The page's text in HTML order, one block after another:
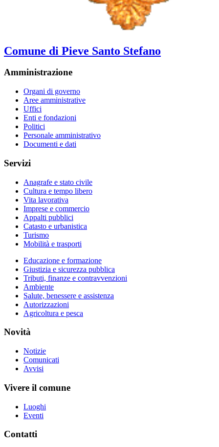
Comune di Pieve Santo Stefano
Amministrazione
Organi di governo
Aree amministrative
Uffici
Enti e fondazioni
Politici
Personale amministrativo
Documenti e dati
Servizi
Anagrafe e stato civile
Cultura e tempo libero
Vita lavorativa
Imprese e commercio
Appalti pubblici
Catasto e urbanistica
Turismo
Mobilità e trasporti
Educazione e formazione
Giustizia e sicurezza pubblica
Tributi, finanze e contravvenzioni
Ambiente
Salute, benessere e assistenza
Autorizzazioni
Agricoltura e pesca
Novità
Notizie
Comunicati
Avvisi
Vivere il comune
Luoghi
Eventi
Contatti